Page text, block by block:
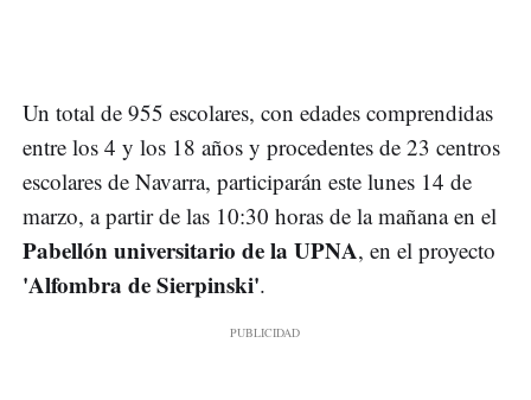
Un total de 955 escolares, con edades comprendidas
entre los 4 y los 18 años y procedentes de 23 centros
escolares de Navarra, participarán este lunes 14 de
marzo, a partir de las 10:30 horas de la mañana en el
Pabellón universitario de la UPNA, en el proyecto
'Alfombra de Sierpinski'.